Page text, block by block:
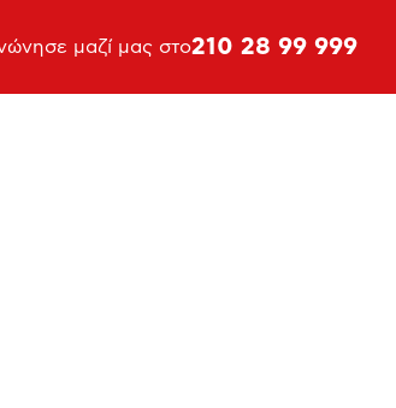
μαζί μας στο210 28 99 999